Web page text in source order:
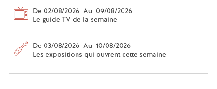
De 02/08/2026 Au 09/08/2026
Le guide TV de la semaine
De 03/08/2026 Au 10/08/2026
Les expositions qui ouvrent cette semaine